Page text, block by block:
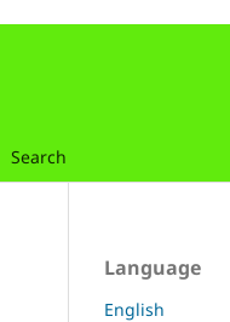
Search
Language
English